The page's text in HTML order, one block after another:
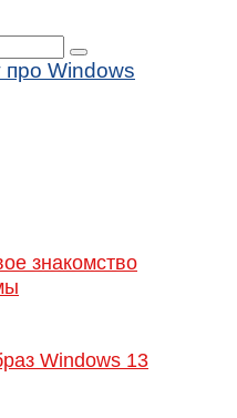
знакомство
Windows 13